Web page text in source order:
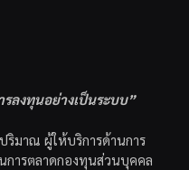
ลงทุนอย่างเป็นระบบ”
ริมาณ ผู้ให้บริการด้านการ
ารตลาดกองทุนส่วนบุคคล